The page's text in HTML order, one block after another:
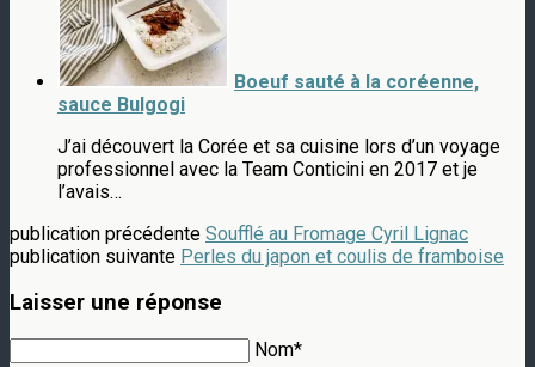
Boeuf sauté à la coréenne,
sauce Bulgogi
J’ai découvert la Corée et sa cuisine lors d’un voyage
professionnel avec la Team Conticini en 2017 et je
l’avais…
publication précédente Soufflé au Fromage Cyril Lignac
publication suivante Perles du japon et coulis de framboise
Laisser une réponse
Nom*